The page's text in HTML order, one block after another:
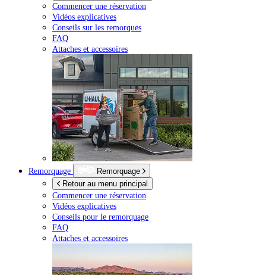
Commencer une réservation
Vidéos explicatives
Conseils sur les remorques
FAQ
Attaches et accessoires
Remorquage
Remorquage
Retour au menu principal
Commencer une réservation
Vidéos explicatives
Conseils pour le remorquage
FAQ
Attaches et accessoires